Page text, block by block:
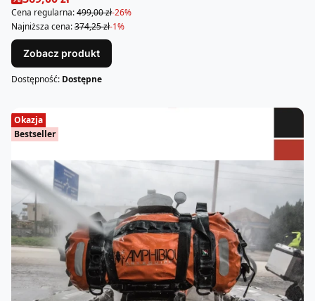
Cena regularna:499,00 zł-26%
Najniższa cena:374,25 zł-1%
Zobacz produkt
Dostępność: Dostępne
Okazja
Bestseller